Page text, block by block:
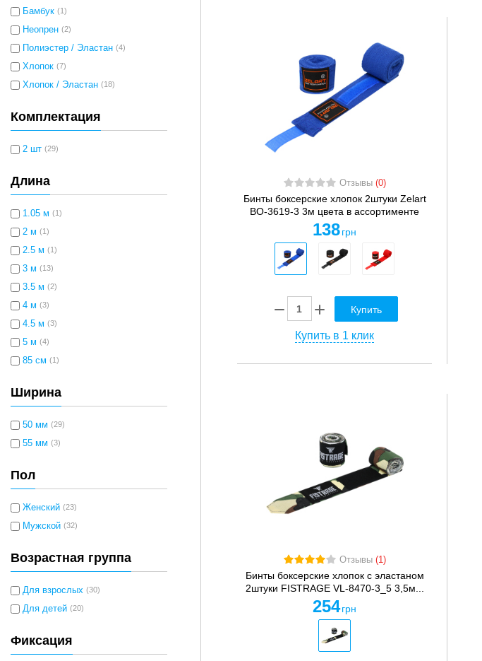
Бамбук (1)
Неопрен (2)
Полиэстер / Эластан (4)
Хлопок (7)
Хлопок / Эластан (18)
Комплектация
2 шт (29)
Длина
1.05 м (1)
2 м (1)
2.5 м (1)
3 м (13)
3.5 м (2)
4 м (3)
4.5 м (3)
5 м (4)
85 см (1)
Ширина
50 мм (29)
55 мм (3)
Пол
Женский (23)
Мужской (32)
Возрастная группа
Для взрослых (30)
Для детей (20)
Фиксация
Отзывы (0)
Бинты боксерские хлопок 2штуки Zelart
BO-3619-3 3м цвета в ассортименте
138 грн
Купить
Купить в 1 клик
Отзывы (1)
Бинты боксерские хлопок с эластаном
2штуки FISTRAGE VL-8470-3_5 3,5м...
254 грн